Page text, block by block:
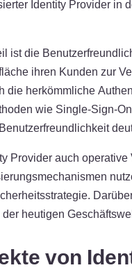
Identity Provider in
ist die
ihren Kunden zur
die herkömmliche
wie Single-Sign-
Provider auch
heutigen
von